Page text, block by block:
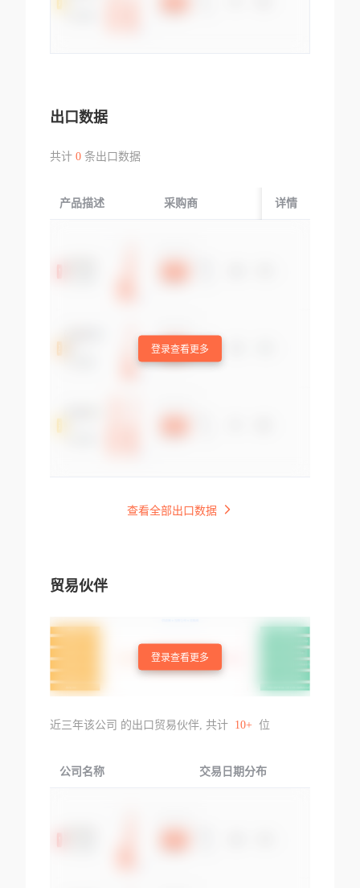
出口数据
共计 0条出口数据
产品描述 采购商 起运国/地区
详情
登录查看更多
查看全部出口数据
贸易伙伴
登录查看更多
近三年该公司 的出口贸易伙伴, 共计 10+ 位
公司名称 交易日期分布